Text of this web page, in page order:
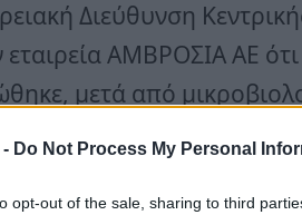
- Do Not Process My Personal
opt-out of the sale, sharing to third
Διεύθυνση
ΑΜΒΡΟΣΙΑ ΑΕ
μετά από
παρτίδα πρώτης ύλης
παρτίδων προϊόντων